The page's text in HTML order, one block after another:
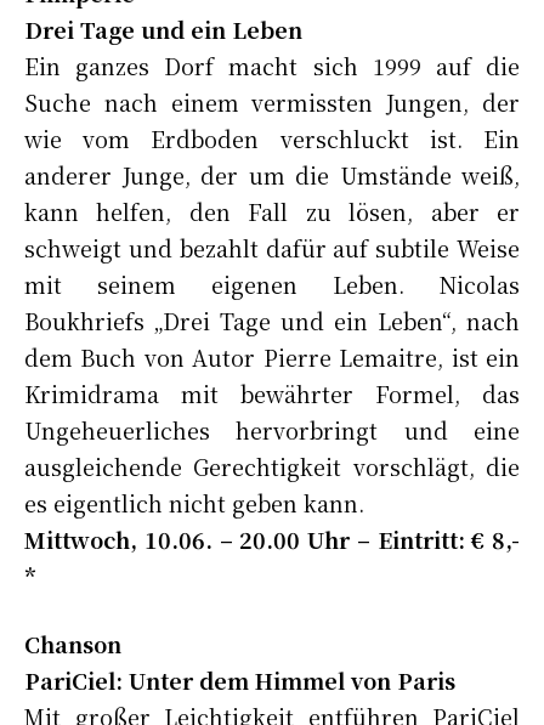
Drei Tage und ein Leben
Ein ganzes Dorf macht sich 1999 auf die
Suche nach einem vermissten Jungen, der
wie vom Erdboden verschluckt ist. Ein
anderer Junge, der um die Umstände weiß,
kann helfen, den Fall zu lösen, aber er
schweigt und bezahlt dafür auf subtile Weise
mit seinem eigenen Leben. Nicolas
Boukhriefs „Drei Tage und ein Leben“, nach
dem Buch von Autor Pierre Lemaitre, ist ein
Krimidrama mit bewährter Formel, das
Ungeheuerliches hervorbringt und eine
ausgleichende Gerechtigkeit vorschlägt, die
es eigentlich nicht geben kann.
Mittwoch, 10.06. – 20.00 Uhr – Eintritt: € 8,-
*
Chanson
PariCiel: Unter dem Himmel von Paris
Mit großer Leichtigkeit entführen PariCiel